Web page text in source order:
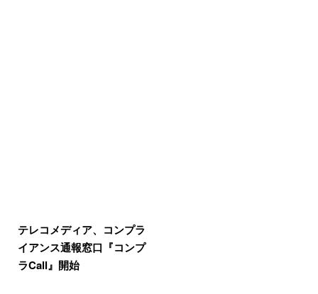
テレコメディア、コンプラ
イアンス通報窓口『コンプ
ラCall』開始